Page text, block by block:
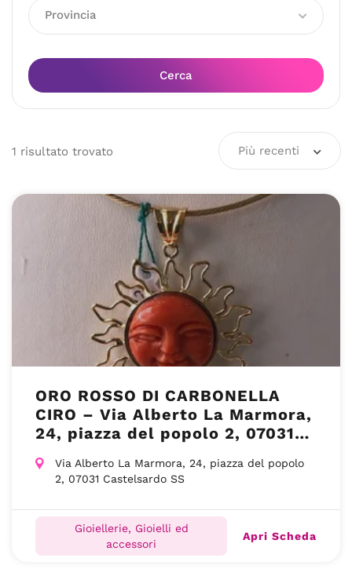
Provincia
Cerca
1 risultato trovato Più recenti
ORO ROSSO DI CARBONELLA
CIRO – Via Alberto La Marmora,
24, piazza del popolo 2, 07031
Via Alberto La Marmora, 24, piazza del popolo
2, 07031 Castelsardo SS
Gioiellerie, Gioielli ed
accessori
Apri Scheda